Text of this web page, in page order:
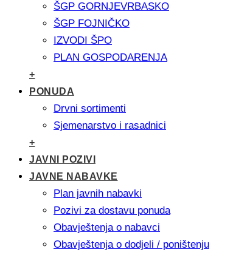
ŠGP GORNJEVRBASKO
ŠGP FOJNIČKO
IZVODI ŠPO
PLAN GOSPODARENJA
+
PONUDA
Drvni sortimenti
Sjemenarstvo i rasadnici
+
JAVNI POZIVI
JAVNE NABAVKE
Plan javnih nabavki
Pozivi za dostavu ponuda
Obavještenja o nabavci
Obavještenja o dodjeli / poništenju